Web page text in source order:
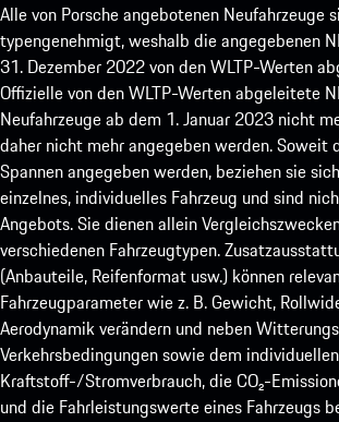
Alle von Porsche angebotenen Neufahrzeuge
typengenehmigt, weshalb die angegebenen
31. Dezember 2022 von den WLTP-Werten
Offizielle von den WLTP-Werten abgeleitete
Neufahrzeuge ab dem 1. Januar 2023 nicht
daher nicht mehr angegeben werden. Soweit
Spannen angegeben werden, beziehen sie
einzelnes, individuelles Fahrzeug und sind
Angebots. Sie dienen allein
verschiedenen Fahrzeugtypen.
(Anbauteile, Reifenformat usw.) können
Fahrzeugparameter wie z. B. Gewicht,
Aerodynamik verändern und neben
Verkehrsbedingungen sowie dem
Kraftstoff-/Stromverbrauch, die CO₂-
und die Fahrleistungswerte eines Fahrzeugs